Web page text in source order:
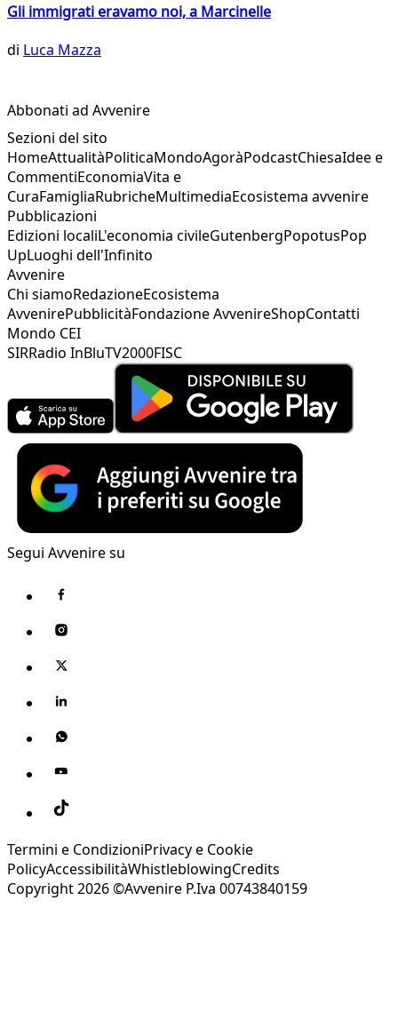
Gli immigrati eravamo noi, a Marcinelle
di Luca Mazza
Abbonati ad Avvenire
Sezioni del sito
HomeAttualitàPoliticaMondoAgoràPodcastChiesaIdee e
CommentiEconomiaVita e
CuraFamigliaRubricheMultimediaEcosistema avvenire
Pubblicazioni
Edizioni localiL'economia civileGutenbergPopotusPop
UpLuoghi dell'Infinito
Avvenire
Chi siamoRedazioneEcosistema
AvvenirePubblicitàFondazione AvvenireShopContatti
Mondo CEI
SIRRadio InBluTV2000FISC
Segui Avvenire su
Termini e CondizioniPrivacy e Cookie
PolicyAccessibilitàWhistleblowingCredits
Copyright 2026 ©Avvenire P.Iva 00743840159